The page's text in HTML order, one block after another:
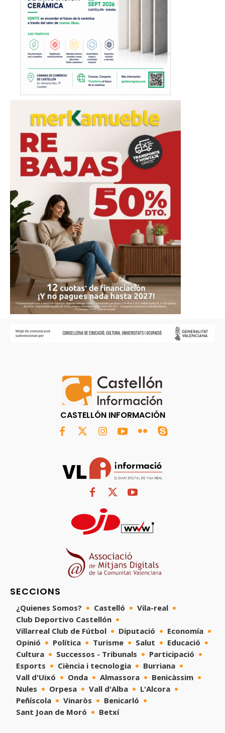
CASTELLÓN INFORMACIÓN
SECCIONS
¿Quienes Somos? Castelló
Vila-real
Club Deportivo Castellón
Villarreal Club de Fútbol
Diputació
Economía
Opinió
Política Turisme Salut
Educació
Cultura
Successos - Tribunals
Participació
Esports
Ciència i tecnologia
Burriana
Vall d'Uixó
Onda Almassora
Benicàssim
Nules
Orpesa Vall d'Alba
L'Alcora
Peñíscola
Vinaròs
Benicarló
Sant Joan de Moró
Betxí